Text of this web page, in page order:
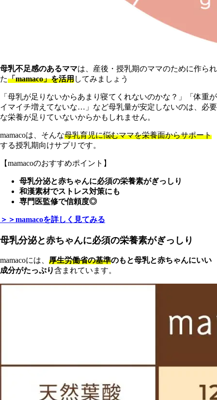
母乳不足感のあるママは、産後・授乳期のママのために作られ
た「mamaco」を活用してみましょう
「母乳が足りないからあまり寝てくれないのかな？」「体重が
イマイチ増えてないな…」など母乳量が安定しないのは、必要
な栄養が足りていないからかもしれません。
mamacoは、そんな母乳育児に悩むママを栄養面からサポート
する授乳期向けサプリです。
【mamacoのおすすめポイント】
母乳分泌と赤ちゃんに必須の栄養素がぎっしり
和漢素材でストレス対策にも
専門医監修で信頼度◎
＞＞mamacoを詳しく見てみる
母乳分泌と赤ちゃんに必須の栄養素がぎっしり
mamacoには、 厚生労働省の基準のもと母乳と赤ちゃんにいい
成分がたっぷり含まれています。